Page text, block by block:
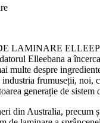
LAMINARE
Elleebana a
multe despre
frumuseții, noi,
generație de sistem
din Australia,